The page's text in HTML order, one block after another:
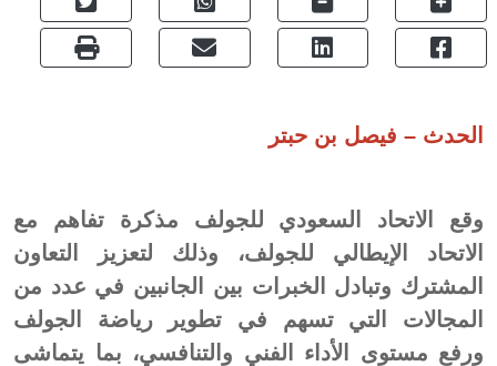
الحدث – فيصل بن حبتر
وقع الاتحاد السعودي للجولف مذكرة تفاهم مع
الاتحاد الإيطالي للجولف، وذلك لتعزيز التعاون
المشترك وتبادل الخبرات بين الجانبين في عدد من
المجالات التي تسهم في تطوير رياضة الجولف
ورفع مستوى الأداء الفني والتنافسي، بما يتماشى